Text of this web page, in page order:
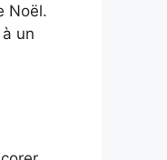
Noël.
un